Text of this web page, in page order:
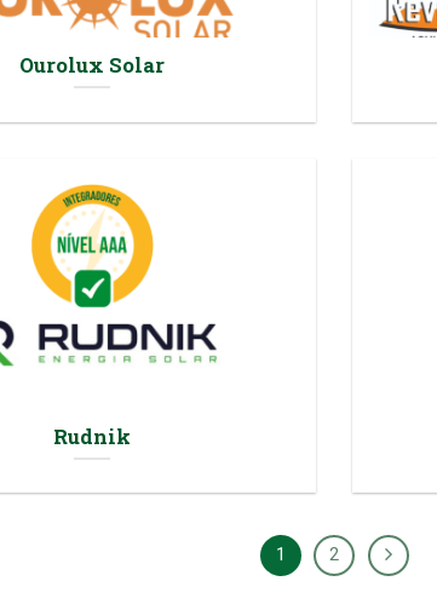
Ourolux Solar
Rudnik
1 2